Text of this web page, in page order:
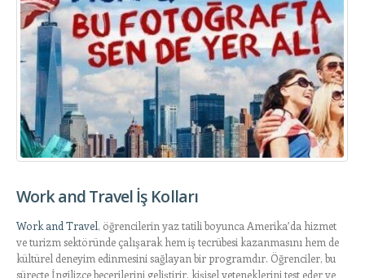
Work and Travel İş Kolları
Work and Travel, öğrencilerin yaz tatili boyunca Amerika’da hizmet
ve turizm sektöründe çalışarak hem iş tecrübesi kazanmasını hem de
kültürel deneyim edinmesini sağlayan bir programdır. Öğrenciler, bu
süreçte İngilizce becerilerini geliştirir, kişisel yeteneklerini test eder ve